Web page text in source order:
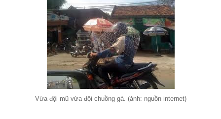
Vừa đội mũ vừa đội chuồng gà. (ảnh: nguồn internet)